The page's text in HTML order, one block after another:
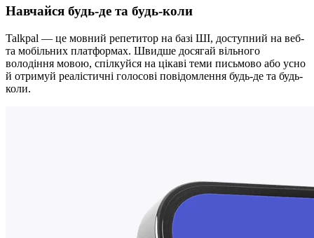
Навчайся будь-де та будь-коли
Talkpal — це мовний репетитор на базі ШІ, доступний на веб-
та мобільних платформах. Швидше досягай вільного
володіння мовою, спілкуйся на цікаві теми письмово або усно
й отримуй реалістичні голосові повідомлення будь-де та будь-
коли.